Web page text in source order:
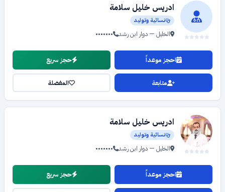
ادريس خليل سلامة
نسائية وتوليد
الخليل — دوار ابن رشد •••••••
احجز موعداً حجز سريع
متابعة المفضلة
ادريس خليل سلامة
نسائية وتوليد
الخليل — دوار ابن رشد •••••••
احجز موعداً حجز سريع